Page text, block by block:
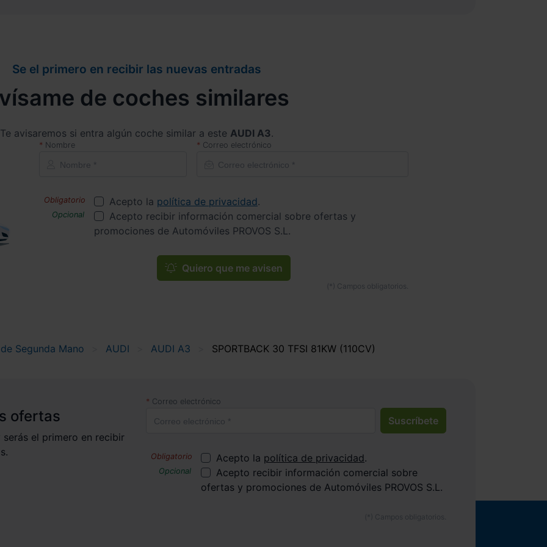
Se el primero en recibir las nuevas entradas
de coches similares
Te avisaremos si entra algún coche similar a este AUDI A3.
Nombre Correo electrónico
Acepto la política de privacidad.
Acepto recibir información comercial sobre ofertas y
promociones de Automóviles PROVOS S.L.
Quiero que me avisen
Segunda Mano AUDI AUDI A3 SPORTBACK 30 TFSI 81KW (110CV)
ofertas
el primero en recibir
Correo electrónico
Suscríbete
Acepto la política de privacidad.
Acepto recibir información comercial sobre
ofertas y promociones de Automóviles PROVOS S.L.